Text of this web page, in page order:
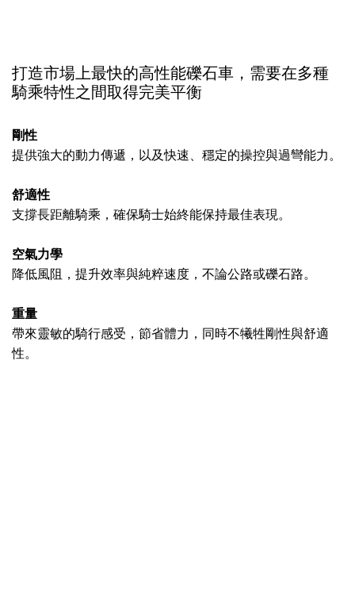
打造市場上最快的高性能礫石車，需要在多種
騎乘特性之間取得完美平衡
剛性
提供強大的動力傳遞，以及快速、穩定的操控與過彎能力。
舒適性
支撐長距離騎乘，確保騎士始終能保持最佳表現。
空氣力學
降低風阻，提升效率與純粹速度，不論公路或礫石路。
重量
帶來靈敏的騎行感受，節省體力，同時不犧牲剛性與舒適
性。